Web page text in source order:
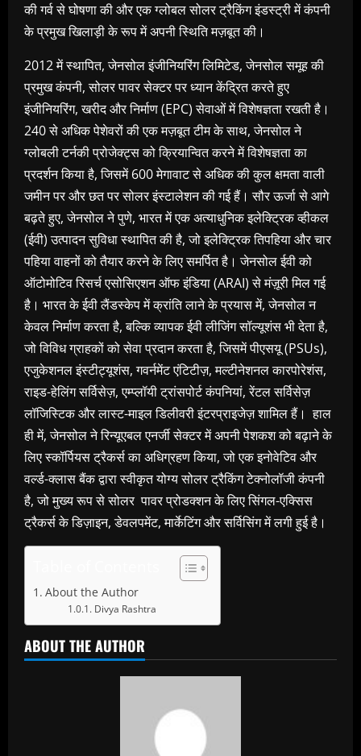
की गर्व से घोषणा की और एक ग्लोबल सोलर ट्रैकिंग इंडस्ट्री में कंपनी
के प्रमुख खिलाड़ी के रूप में अपनी स्थिति मज़बूत की।
2012 में स्थापित, जेनसोल इंजीनियरिंग लिमिटेड, जेनसोल समूह की
प्रमुख कंपनी, सोलर पावर सेक्टर पर ध्यान केंद्रित करते हुए
इंजीनियरिंग, खरीद और निर्माण (EPC) सेवाओं में विशेषज्ञता रखती है।
240 से अधिक पेशेवरों की एक मज़बूत टीम के साथ, जेनसोल ने
ग्लोबली टर्नकी प्रोजेक्ट्स को क्रियान्वित करने में विशेषज्ञता का
प्रदर्शन किया है, जिसमें 600 मेगावाट से अधिक की कुल क्षमता वाली
जमीन पर और छत पर सोलर इंस्टालेशन की गई हैं। सौर ऊर्जा से आगे
बढ़ते हुए, जेनसोल ने पुणे, भारत में एक अत्याधुनिक इलेक्ट्रिक व्हीकल
(ईवी) उत्पादन सुविधा स्थापित की है, जो इलेक्ट्रिक तिपहिया और चार
पहिया वाहनों को तैयार करने के लिए समर्पित है। जेनसोल ईवी को
ऑटोमोटिव रिसर्च एसोसिएशन ऑफ इंडिया (ARAI) से मंज़ूरी मिल गई
है। भारत के ईवी लैंडस्केप में क्रांति लाने के प्रयास में, जेनसोल न
केवल निर्माण करता है, बल्कि व्यापक ईवी लीजिंग सॉल्यूशंस भी देता है,
जो विविध ग्राहकों को सेवा प्रदान करता है, जिसमें पीएसयू (PSUs),
एजुकेशनल इंस्टीट्यूशंस, गवर्नमेंट एंटिटीज़, मल्टीनेशनल कारपोरेशंस,
राइड-हेलिंग सर्विसेज़, एम्प्लॉयी ट्रांसपोर्ट कंपनियां, रेंटल सर्विसेज़
लॉजिस्टिक और लास्ट-माइल डिलीवरी इंटरप्राइजेज़ शामिल हैं। हाल
ही में, जेनसोल ने रिन्यूएबल एनर्जी सेक्टर में अपनी पेशकश को बढ़ाने के
लिए स्कॉर्पियस ट्रैकर्स का अधिग्रहण किया, जो एक इनोवेटिव और
वर्ल्ड-क्लास बैंक द्वारा स्वीकृत योग्य सोलर ट्रैकिंग टेक्नोलॉजी कंपनी
है, जो मुख्य रूप से सोलर पावर प्रोडक्शन के लिए सिंगल-एक्सिस
ट्रैकर्स के डिज़ाइन, डेवलपमेंट, मार्केटिंग और सर्विसिंग में लगी हुई है।
About the Author
Divya Rashtra
ABOUT THE AUTHOR